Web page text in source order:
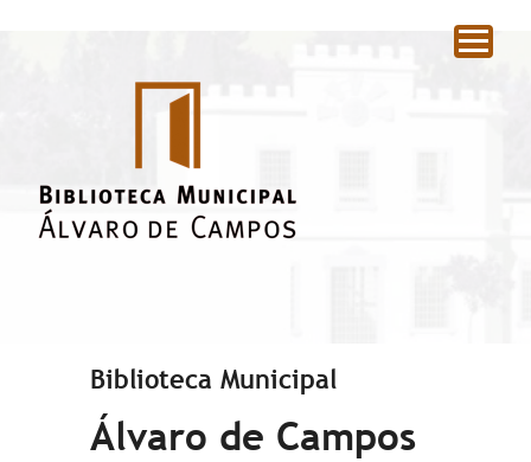
Biblioteca Municipal
Álvaro de Campos